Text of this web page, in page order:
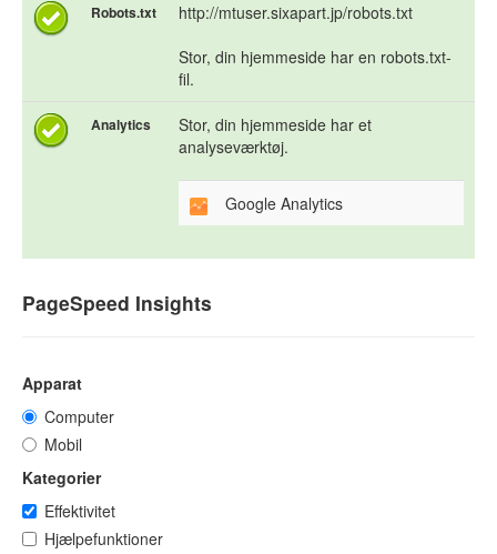
Robots.txt
http://mtuser.sixapart.jp/robots.txt
Stor, din hjemmeside har en robots.txt-
fil.
Analytics
Stor, din hjemmeside har et
analyseværktøj.
Google Analytics
PageSpeed Insights
Apparat
Computer
Mobil
Kategorier
Effektivitet
Hjælpefunktioner